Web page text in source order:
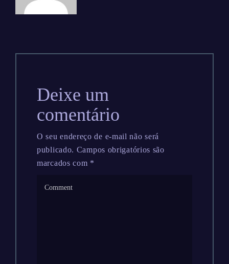
Deixe um
comentário
O seu endereço de e-mail não será
publicado. Campos obrigatórios são
marcados com *